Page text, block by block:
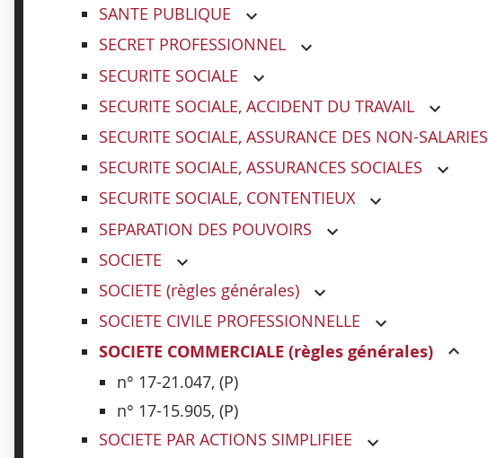
SANTE PUBLIQUE
SECRET PROFESSIONNEL
SECURITE SOCIALE
SECURITE SOCIALE, ACCIDENT DU TRAVAIL
SECURITE SOCIALE, ASSURANCE DES NON-SALARIES
SECURITE SOCIALE, ASSURANCES SOCIALES
SECURITE SOCIALE, CONTENTIEUX
SEPARATION DES POUVOIRS
SOCIETE
SOCIETE (règles générales)
SOCIETE CIVILE PROFESSIONNELLE
SOCIETE COMMERCIALE (règles générales)
n° 17-21.047, (P)
n° 17-15.905, (P)
SOCIETE PAR ACTIONS SIMPLIFIEE